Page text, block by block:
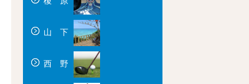
山 下
西 野